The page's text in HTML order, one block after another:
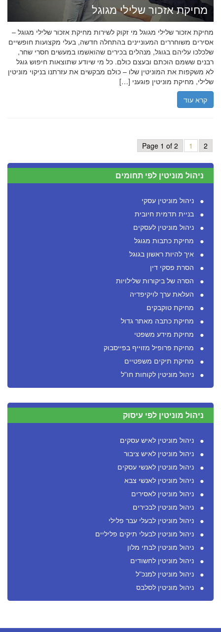
מחיקת אזכור שלילי מגוגל
מחיקת אזכור שלילי מגוגל מי זקוק לשירות מחיקת אזכור שלילי מגוגל –
אסירים משוחררים המעוניינים בהתחלה חדשה, בעלי מקצועות חופשיים
שלכלכו עליהם בגוגל, מנהלים בכירים שהואשמו במעשים חסרי שחר,
רבנים ששמם הוכתם ובעצם כולם. כל מי שיודע שתוצאות חיפוש גוגל
לא משקפות את המוניטין שלו – כולם מבקשים את עזרתנו בניקוי מוניטין
שלילי, מחיקת מוניטין פוגעני […]
קרא עוד
Page 1 of 2
ניהול מוניטין לפי תחומים
ניהול מוניטין עסקי
בניית תדמית חיובית
ניהול מוניטין לעסקים
מחיקת כתבות מגוגל
איך להיות ראשון בגוגל
הסרת פסקי דין
הסרה של ביקורות שלילויות
העלאת ערך לויקיפדיה
מחיקת טוקבקים
מחיקת כתבה מאתר גדול
מחיקת מידע משפטי
מחיקת פרופיל מזוייף בפייסבוק
מחיקת תיקים משפטיים
ניהול מוניטין לקוחות חו"ל
ניהול מוניטין לפי עיסוק
ניהול מוניטין לאיש עסקים
ניהול מוניטין לאיש ציבור
ניהול מוניטין לאנשי עסקים
ניהול מוניטין לאנשי צבא
ניהול מוניטין לאסירים
ניהול מוניטין לבכירים
ניהול מוניטין לבעלי עבר פלילי
ניהול מוניטין לבעלי תיקים פליליים
ניהול מוניטין לבתי מלון
ניהול מוניטין לחשודים
ניהול מוניטין למנכ"ל
ניהול מוניטין לסלבס